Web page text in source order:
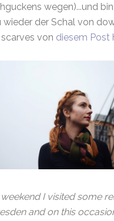
wegen)...und
wieder der Schal von
scarves von diesem Post
I visited some
and on this